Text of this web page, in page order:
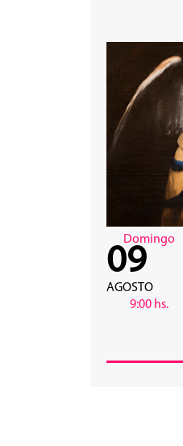
Domingo
09
AGOSTO
9:00 hs.